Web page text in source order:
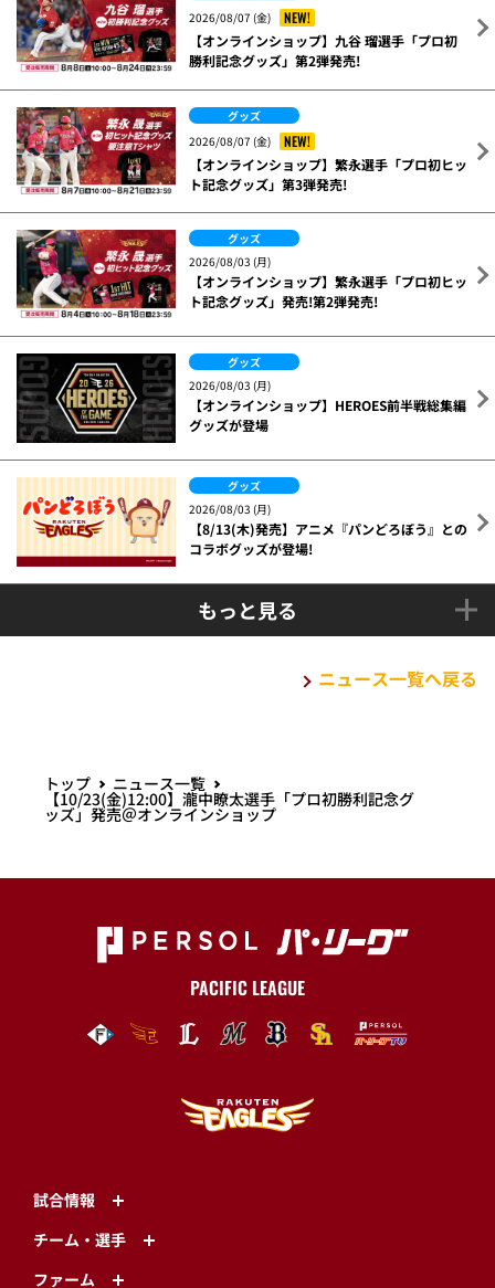
2026/08/07 (金)
NEW!
【オンラインショップ】九谷 瑠選手「プロ初
勝利記念グッズ」第2弾発売!
グッズ
2026/08/07 (金)
NEW!
【オンラインショップ】繁永選手「プロ初ヒッ
ト記念グッズ」第3弾発売!
グッズ
2026/08/03 (月)
【オンラインショップ】繁永選手「プロ初ヒッ
ト記念グッズ」発売!第2弾発売!
グッズ
2026/08/03 (月)
【オンラインショップ】HEROES前半戦総集編
グッズが登場
グッズ
2026/08/03 (月)
【8/13(木)発売】アニメ『パンどろぼう』との
コラボグッズが登場!
もっと見る
ニュース一覧へ戻る
トップ ニュース一覧
【10/23(金)12:00】瀧中瞭太選手「プロ初勝利記念グ
ッズ」発売＠オンラインショップ
PACIFIC LEAGUE
試合情報
チーム・選手
ファーム